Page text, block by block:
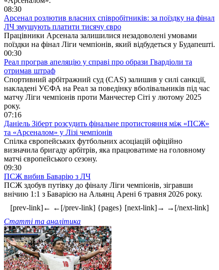
08:30
Арсенал розлютив власних співробітників: за поїздку на фінал
ЛЧ змушують платити тисячу євро
Працівники Арсенала залишилися незадоволені умовами
поїздки на фінал Ліги чемпіонів, який відбудеться у Будапешті.
00:30
Реал програв апеляцію у справі про образи Гвардіоли та
отримав штраф
Спортивний арбітражний суд (CAS) залишив у силі санкції,
накладені УЄФА на Реал за поведінку вболівальників під час
матчу Ліги чемпіонів проти Манчестер Сіті у лютому 2025
року.
07:16
Даніель Зіберт розсудить фінальне протистояння між «ПСЖ»
та «Арсеналом» у Лізі чемпіонів
Спілка європейських футбольних асоціацій офіційно
визначила бригаду арбітрів, яка працюватиме на головному
матчі європейського сезону.
09:30
ПСЖ вибив Баварію з ЛЧ
ПСЖ здобув путівку до фіналу Ліги чемпіонів, зігравши
внічию 1:1 з Баварією на Альянц Арені 6 травня 2026 року.
[prev-link]← ←[/prev-link] {pages} [next-link]→ →[/next-link]
Статті та аналітика